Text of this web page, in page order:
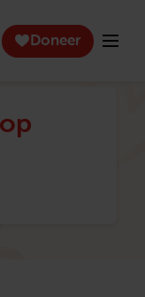
Doneer